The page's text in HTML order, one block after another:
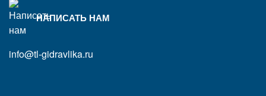
НАПИСАТЬ НАМ
info@tl-gidravlika.ru